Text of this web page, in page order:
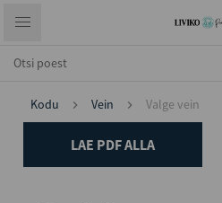
Kodu Vein Valge vein
LAE PDF ALLA